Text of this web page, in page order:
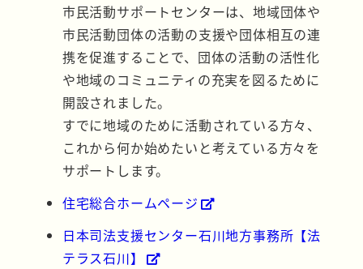
市民活動サポートセンターは、地域団体や
市民活動団体の活動の支援や団体相互の連
携を促進することで、団体の活動の活性化
や地域のコミュニティの充実を図るために
開設されました。
すでに地域のために活動されている方々、
これから何か始めたいと考えている方々を
サポートします。
住宅総合ホームページ
日本司法支援センター石川地方事務所【法
テラス石川】